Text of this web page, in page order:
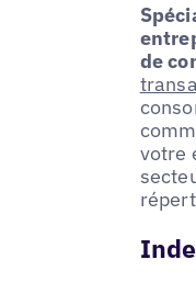
de
votre